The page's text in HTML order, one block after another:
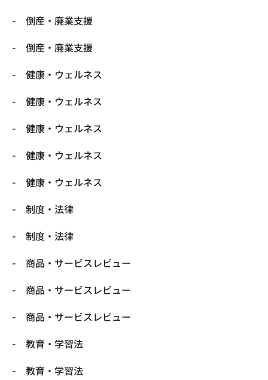
倒産・廃業支援
倒産・廃業支援
健康・ウェルネス
健康・ウェルネス
健康・ウェルネス
健康・ウェルネス
健康・ウェルネス
制度・法律
制度・法律
商品・サービスレビュー
商品・サービスレビュー
商品・サービスレビュー
教育・学習法
教育・学習法